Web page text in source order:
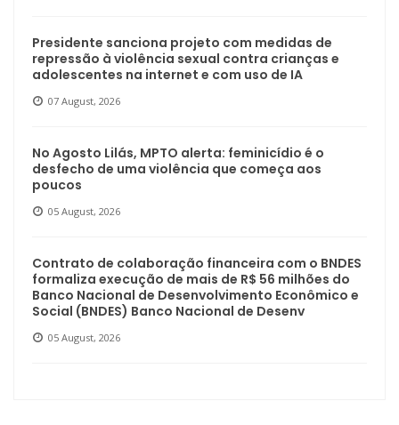
Presidente sanciona projeto com medidas de
repressão à violência sexual contra crianças e
adolescentes na internet e com uso de IA
07 August, 2026
No Agosto Lilás, MPTO alerta: feminicídio é o
desfecho de uma violência que começa aos
poucos
05 August, 2026
Contrato de colaboração financeira com o BNDES
formaliza execução de mais de R$ 56 milhões do
Banco Nacional de Desenvolvimento Econômico e
Social (BNDES) Banco Nacional de Desenv
05 August, 2026